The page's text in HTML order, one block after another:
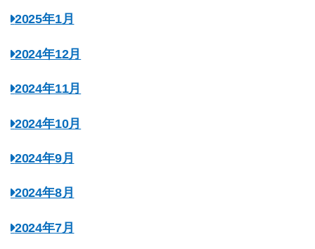
2025年1月
2024年12月
2024年11月
2024年10月
2024年9月
2024年8月
2024年7月